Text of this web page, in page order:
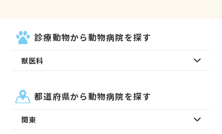
診療動物から動物病院を探す
獣医科
都道府県から動物病院を探す
関東